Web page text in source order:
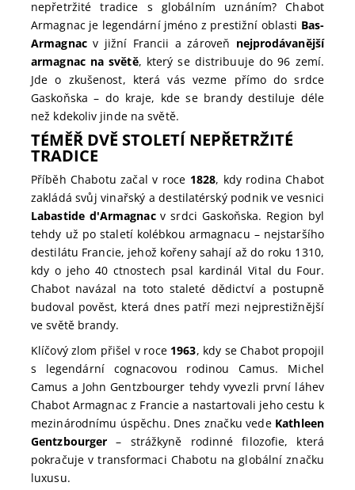
nepřetržité tradice s globálním uznáním? Chabot
Armagnac je legendární jméno z prestižní oblasti Bas-
Armagnacv jižní Francii a zároveň nejprodávanější
armagnac na světě, který se distribuuje do 96 zemí.
Jde o zkušenost, která vás vezme přímo do srdce
Gaskoňska – do kraje, kde se brandy destiluje déle
než kdekoliv jinde na světě.
TÉMĚŘ DVĚ STOLETÍ NEPŘETRŽITÉ
TRADICE
Příběh Chabotu začal v roce 1828, kdy rodina Chabot
zakládá svůj vinařský a destilatérský podnik ve vesnici
Labastide d'Armagnacv srdci Gaskoňska. Region byl
tehdy už po staletí kolébkou armagnacu – nejstaršího
destilátu Francie, jehož kořeny sahají až do roku 1310,
kdy o jeho 40 ctnostech psal kardinál Vital du Four.
Chabot navázal na toto staleté dědictví a postupně
budoval pověst, která dnes patří mezi nejprestižnější
ve světě brandy.
Klíčový zlom přišel v roce 1963, kdy se Chabot propojil
s legendární cognacovou rodinou Camus. Michel
Camus a John Gentzbourger tehdy vyvezli první láhev
Chabot Armagnac z Francie a nastartovali jeho cestu k
mezinárodnímu úspěchu. Dnes značku vede Kathleen
Gentzbourger – strážkyně rodinné filozofie, která
pokračuje v transformaci Chabotu na globální značku
luxusu.